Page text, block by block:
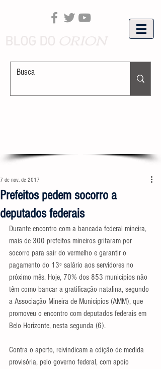
Prefeitos pedem socorro a
deputados federais
7 de nov. de 2017
Durante encontro com a bancada federal mineira,
mais de 300 prefeitos mineiros gritaram por
socorro para sair do vermelho e garantir o
pagamento do 13º salário aos servidores no
próximo mês. Hoje, 70% dos 853 municípios não
têm como bancar a gratificação natalina, segundo
a Associação Mineira de Municípios (AMM), que
promoveu o encontro com deputados federais em
Belo Horizonte, nesta segunda (6).
Contra o aperto, reivindicam a edição de medida
provisória, pelo governo federal, com apoio